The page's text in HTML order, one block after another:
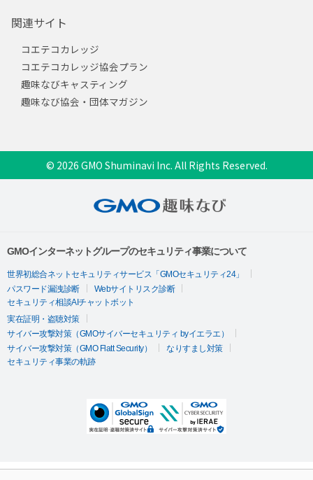
関連サイト
コエテコカレッジ
コエテコカレッジ協会プラン
趣味なびキャスティング
趣味なび協会・団体マガジン
© 2026 GMO Shuminavi Inc. All Rights Reserved.